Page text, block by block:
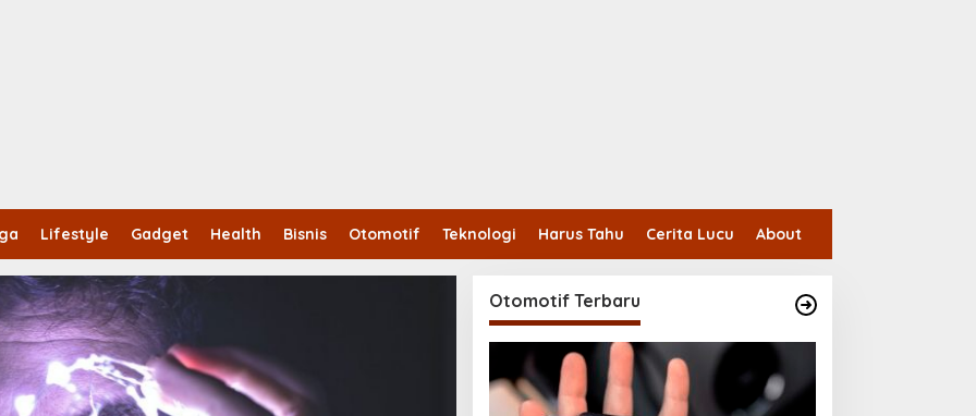
Lifestyle Gadget Health Bisnis Otomotif Teknologi Harus Tahu Cerita Lucu About
Otomotif Terbaru